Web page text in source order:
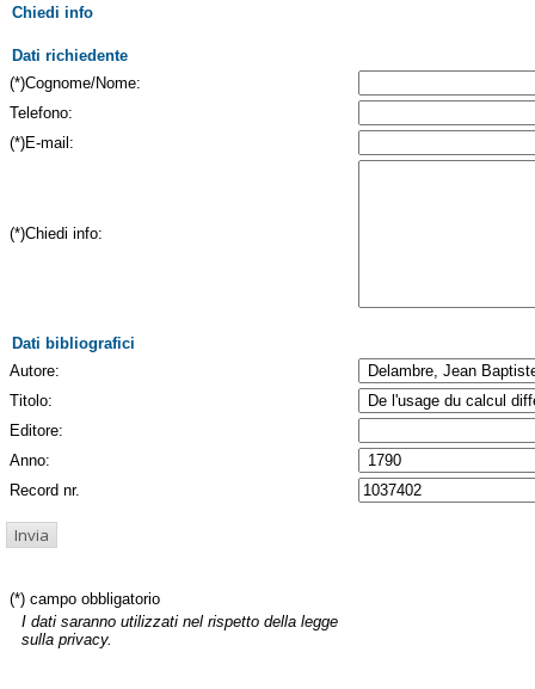
Chiedi info
Dati richiedente
(*)Cognome/Nome:
Telefono:
(*)E-mail:
(*)Chiedi info:
Dati bibliografici
Autore:
Titolo:
Editore:
Anno:
Record nr.
(*) campo obbligatorio
I dati saranno utilizzati nel rispetto della legge
sulla privacy.